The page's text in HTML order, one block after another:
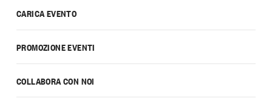
CARICA EVENTO
PROMOZIONE EVENTI
COLLABORA CON NOI